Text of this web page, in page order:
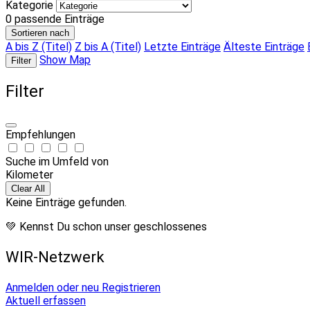
Kategorie
0 passende Einträge
Sortieren nach
A bis Z (Titel) Z bis A (Titel) Letzte Einträge Älteste Einträge
Filter Show Map
Filter
Empfehlungen
Suche im Umfeld von
Kilometer
Clear All
Keine Einträge gefunden.
💚 Kennst Du schon unser geschlossenes
WIR-Netzwerk
Anmelden oder neu Registrieren
Aktuell erfassen